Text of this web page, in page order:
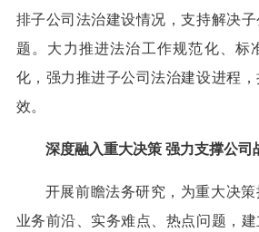
排子公司法治建设情况，支持解决子
题。大力推进法治工作规范化、标
化，强力推进子公司法治建设进程
效。
深度融入重大决策 强力支撑公司
开展前瞻法务研究，为重大决
业务前沿、实务难点、热点问题，建